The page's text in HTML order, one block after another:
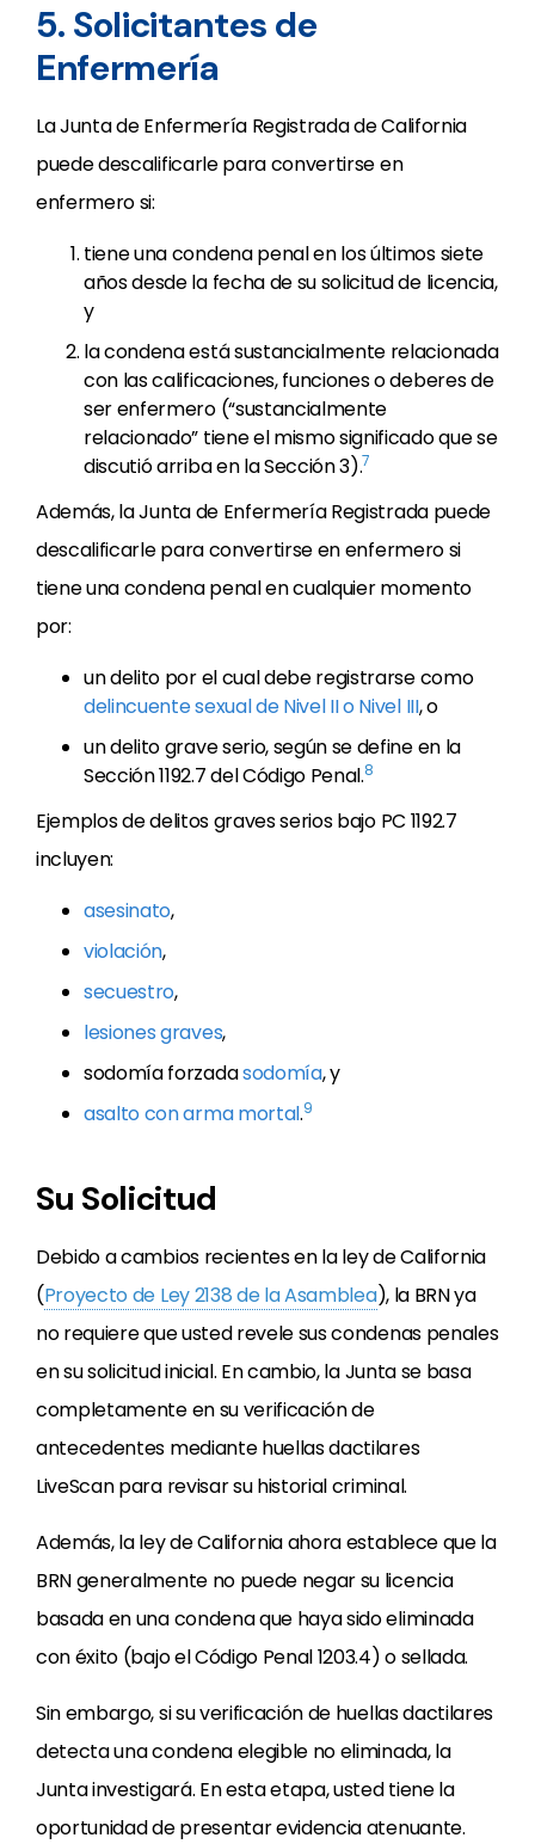
5. Solicitantes de
Enfermería
La Junta de Enfermería Registrada de California
puede descalificarle para convertirse en
enfermero si:
tiene una condena penal en los últimos siete
años desde la fecha de su solicitud de licencia,
y
la condena está sustancialmente relacionada
con las calificaciones, funciones o deberes de
ser enfermero (“sustancialmente
relacionado” tiene el mismo significado que se
discutió arriba en la Sección 3).7
Además, la Junta de Enfermería Registrada puede
descalificarle para convertirse en enfermero si
tiene una condena penal en cualquier momento
por:
un delito por el cual debe registrarse como
delincuente sexual de Nivel II o Nivel III, o
un delito grave serio, según se define en la
Sección 1192.7 del Código Penal.8
Ejemplos de delitos graves serios bajo PC 1192.7
incluyen:
asesinato,
violación,
secuestro,
lesiones graves,
sodomía forzadasodomía, y
asalto con arma mortal.9
Su Solicitud
Debido a cambios recientes en la ley de California
(Proyecto de Ley 2138 de la Asamblea), la BRN ya
no requiere que usted revele sus condenas penales
en su solicitud inicial. En cambio, la Junta se basa
completamente en su verificación de
antecedentes mediante huellas dactilares
LiveScan para revisar su historial criminal.
Además, la ley de California ahora establece que la
BRN generalmente no puede negar su licencia
basada en una condena que haya sido eliminada
con éxito (bajo el Código Penal 1203.4) o sellada.
Sin embargo, si su verificación de huellas dactilares
detecta una condena elegible no eliminada, la
Junta investigará. En esta etapa, usted tiene la
oportunidad de presentar evidencia atenuante.